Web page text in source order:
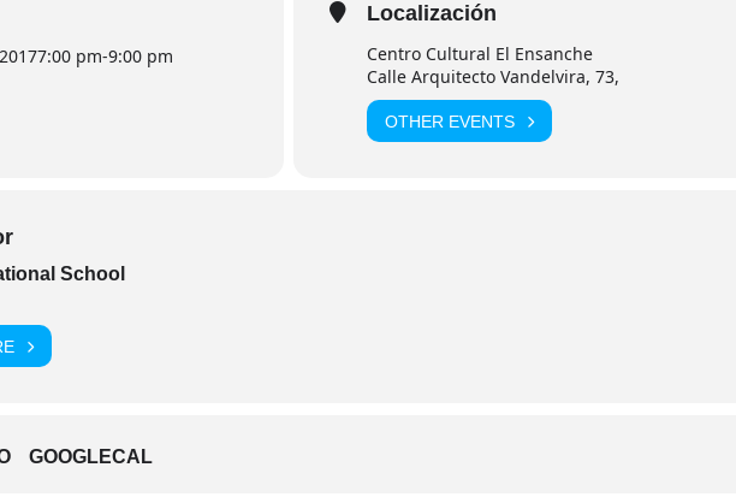
7:00 pm-9:00 pm
Localización
Centro Cultural El Ensanche
Calle Arquitecto Vandelvira, 73,
OTHER EVENTS
School
GOOGLECAL